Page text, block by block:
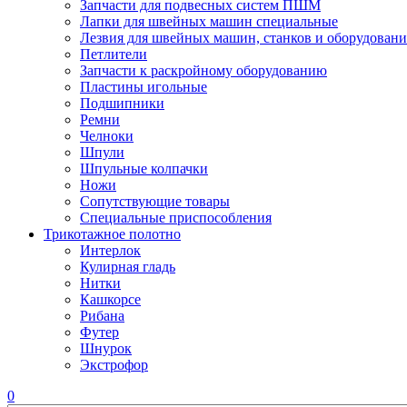
Запчасти для подвесных систем ПШМ
Лапки для швейных машин специальные
Лезвия для швейных машин, станков и
Петлители
Запчасти к раскройному оборудованию
Пластины игольные
Подшипники
Ремни
Челноки
Шпули
Шпульные колпачки
Ножи
Сопутствующие товары
Специальные приспособления
Трикотажное полотно
Интерлок
Кулирная гладь
Нитки
Кашкорсе
Рибана
Футер
Шнурок
Экстрофор
0